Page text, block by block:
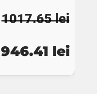
1017.65lei
inițial
a
946.41 lei